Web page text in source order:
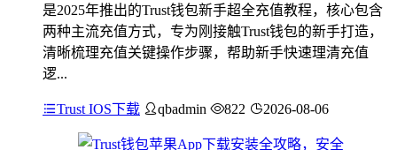
是2025年推出的Trust钱包新手超全充值教程，核心包含
两种主流充值方式，专为刚接触Trust钱包的新手打造，
清晰梳理充值关键操作步骤，帮助新手快速理清充值
逻...
Trust IOS下载 qbadmin 822 2026-08-06